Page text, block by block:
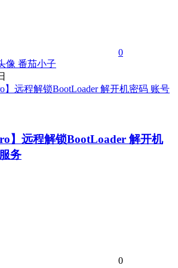
0
番茄小子
】远程解锁BootLoader 解开机
务
0